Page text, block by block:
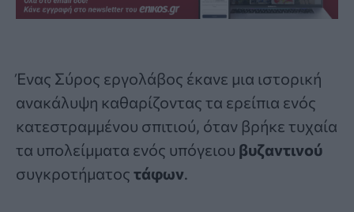
Ένας Σύρος εργολάβος έκανε μια ιστορική
ανακάλυψη καθαρίζοντας τα ερείπια ενός
κατεστραμμένου σπιτιού, όταν βρήκε τυχαία
τα υπολείμματα ενός υπόγειου βυζαντινού
συγκροτήματος τάφων.